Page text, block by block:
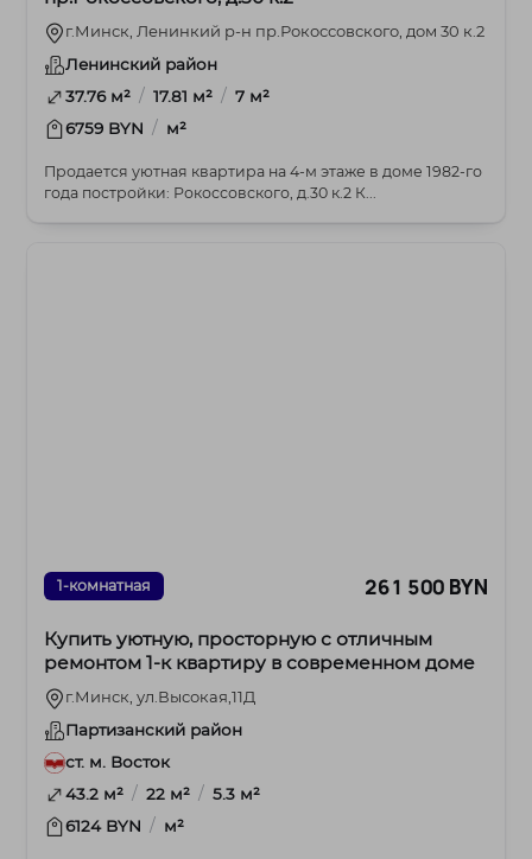
г.Минск, Ленинкий р-н пр.Рокоссовского, дом 30 к.2
Ленинский район
37.76 м² / 17.81 м² / 7 м²
6759 BYN / м²
Продается уютная квартира на 4-м этаже в доме 1982-го
года постройки: Рокоссовского, д.30 к.2 К...
1-комнатная 261 500 BYN
Купить уютную, просторную с отличным
ремонтом 1-к квартиру в современном доме
г.Минск, ул.Высокая,11Д
Партизанский район
ст. м. Восток
43.2 м² / 22 м² / 5.3 м²
6124 BYN / м²